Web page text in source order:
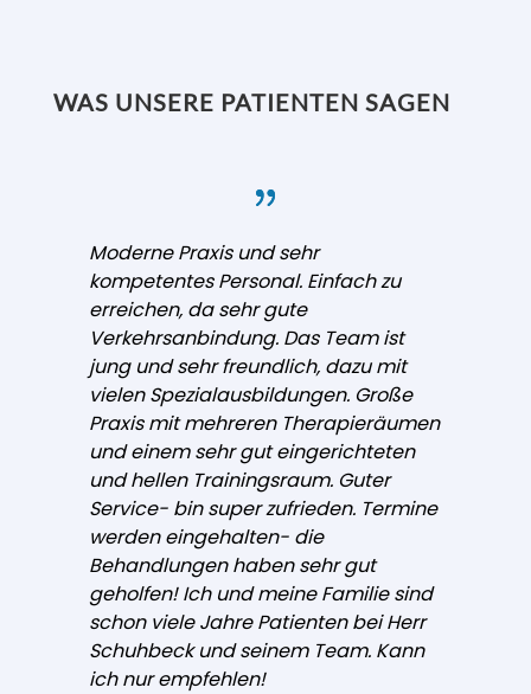
WAS UNSERE PATIENTEN SAGEN
Moderne Praxis und sehr
kompetentes Personal. Einfach zu
erreichen, da sehr gute
Verkehrsanbindung. Das Team ist
jung und sehr freundlich, dazu mit
vielen Spezialausbildungen. Große
Praxis mit mehreren Therapieräumen
und einem sehr gut eingerichteten
und hellen Trainingsraum. Guter
Service- bin super zufrieden. Termine
werden eingehalten- die
Behandlungen haben sehr gut
geholfen! Ich und meine Familie sind
schon viele Jahre Patienten bei Herr
Schuhbeck und seinem Team. Kann
ich nur empfehlen!